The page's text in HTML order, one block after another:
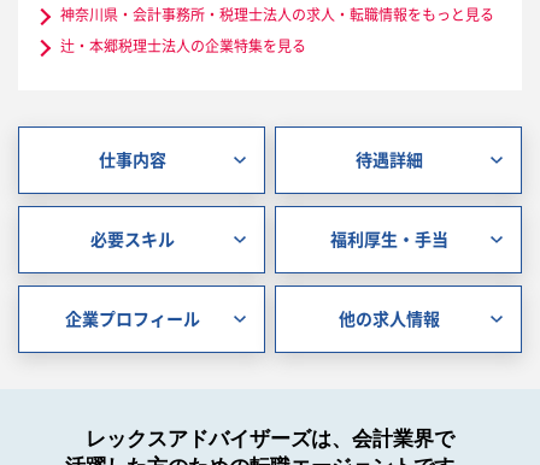
神奈川県・会計事務所・税理士法人の求人・転職情報をもっと見る
辻・本郷税理士法人の企業特集を見る
仕事内容 待遇詳細
必要スキル 福利厚生・手当
企業プロフィール 他の求人情報
レックスアドバイザーズは、会計業界で